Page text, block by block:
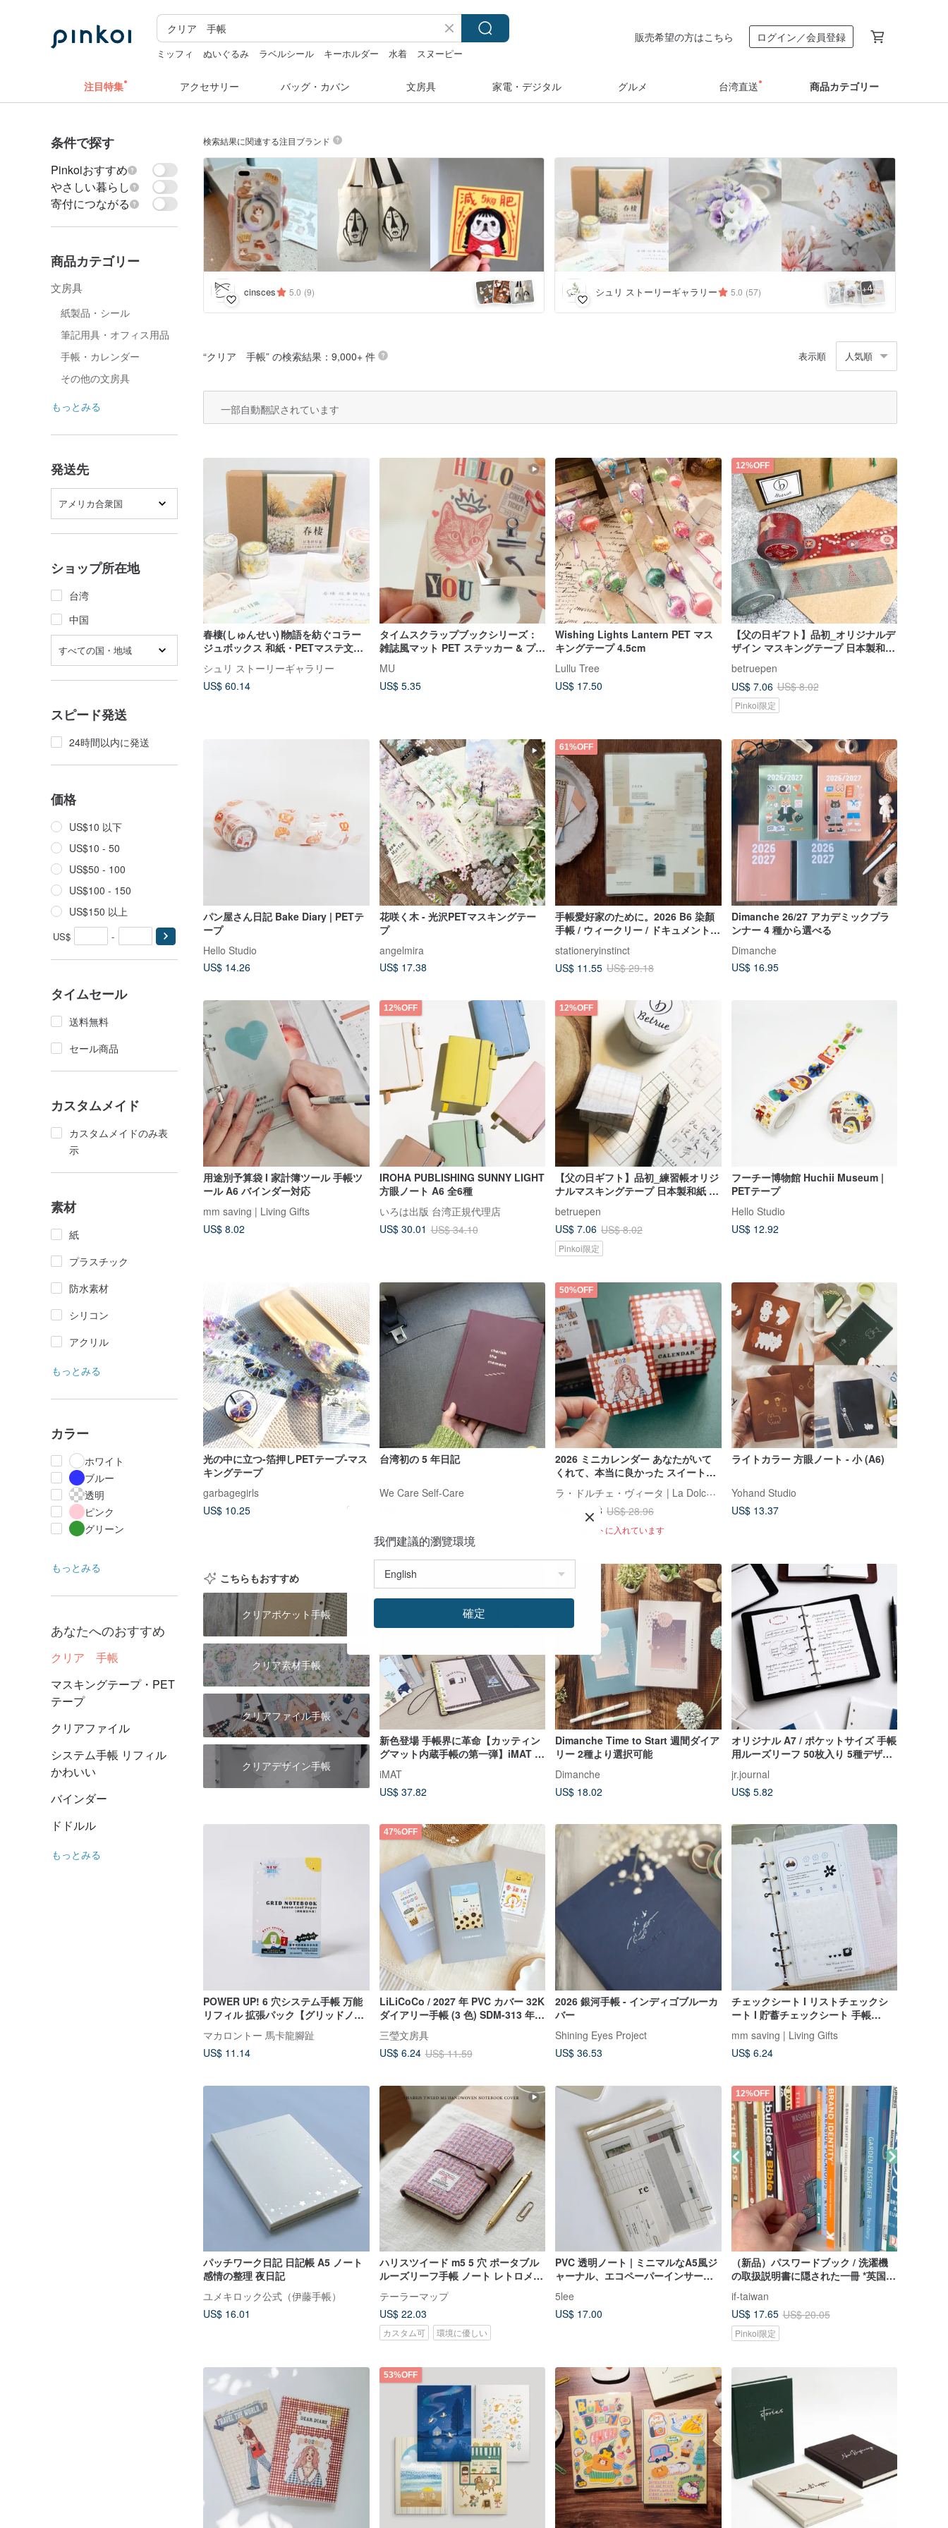
ミッフィ ぬいぐるみ ラベルシール キーホルダー 水着
スヌーピー
販売希望の方はこちら ログイン／会員登録
注目特集 アクセサリー バッグ・カバン 文房具 家電・デジタル グルメ 台湾直送 商品カテゴリー
条件で探す
Pinkoiおすすめ
やさしい暮らし
寄付につながる
商品カテゴリー
文房具
紙製品・シール
筆記用具・オフィス用品
手帳・カレンダー
その他の文房具
もっとみる
発送先
アメリカ合衆国
ショップ所在地
台湾
中国
すべての国・地域
スピード発送
24時間以内に発送
価格
US$10 以下
US$10 - 50
US$50 - 100
US$100 - 150
US$150 以上
US$ -
タイムセール
送料無料
セール商品
カスタムメイド
カスタムメイドのみ表
示
素材
紙
プラスチック
防水素材
シリコン
アクリル
もっとみる
カラー
ホワイト
ブルー
透明
ピンク
グリーン
もっとみる
あなたへのおすすめ
クリア 手帳
マスキングテープ・PET
テープ
クリアファイル
システム手帳 リフィル
かわいい
バインダー
ドドルル
もっとみる
検索結果に関連する注目ブランド
cinsces 5.0 (9) シュリ ストーリーギャラリー 5.0 (57) +4
“クリア 手帳” の検索結果：9,000+ 件 表示順 人気順
一部自動翻訳されています
春棲(しゅんせい)∣物語を紡ぐコラー
ジュボックス 和紙・PETマステ文具
ギフトセット 手作り 手帳デコ日記
シュリ ストーリーギャラリー
US$ 60.14
タイムスクラップブックシリーズ：
雑誌風マット PET ステッカー & プレ
カット PET ロールステッカー No.8
MU
US$ 5.35
Wishing Lights Lantern PET マス
キングテープ 4.5cm
Lullu Tree
US$ 17.50
12%OFF
【父の日ギフト】品初_オリジナルデ
ザイン マスキングテープ 日本製和紙
幅 3cm スピードカスタム
betruepen
US$ 7.06 US$ 8.02
Pinkoi限定
パン屋さん日記 Bake Diary | PETテ
ープ
Hello Studio
US$ 14.26
花咲く木 - 光沢PETマスキングテー
プ
angelmira
US$ 17.38
61%OFF
手帳愛好家のために。2026 B6 染顏
手帳 / ウィークリー / ドキュメントポ
stationeryinstinct
US$ 11.55 US$ 29.18
Dimanche 26/27 アカデミックプラ
ンナー 4 種から選べる
Dimanche
US$ 16.95
用途別予算袋 I 家計簿ツール 手帳ツ
ール A6 バインダー対応
mm saving | Living Gifts
US$ 8.02
12%OFF
IROHA PUBLISHING SUNNY LIGHT
方眼ノート A6 全6種
いろは出版 台湾正規代理店
US$ 30.01 US$ 34.10
12%OFF
【父の日ギフト】品初_練習帳オリジ
ナルマスキングテープ 日本製和紙 シ
マイズ
betruepen
US$ 7.06 US$ 8.02
Pinkoi限定
フーチー博物館 Huchii Museum |
PETテープ
Hello Studio
US$ 12.92
光の中に立つ-箔押しPETテープ-マス
キングテープ
garbagegirls
US$ 10.25
台湾初の 5 年日記
We Care Self-Care
50%OFF
2026 ミニカレンダー あなたがいて
くれて、本当に良かった スイートラ
イフカレンダー
ラ・ドルチェ・ヴィータ | La Dolce Vita
US$ 14.48 US$ 28.96
8 人がカートに入れています
ライトカラー 方眼ノート - 小 (A6)
Yohand Studio
US$ 13.37
こちらもおすすめ
クリアポケット手帳
クリア素材手帳
クリアファイル手帳
クリアデザイン手帳
新色登場 手帳界に革命【カッティン
グマット内蔵手帳の第一弾】iMAT 創
作旅伴手帳本セット
iMAT
US$ 37.82
Dimanche Time to Start 週間ダイア
リー 2種より選択可能
Dimanche
US$ 18.02
オリジナル A7 / ポケットサイズ 手帳
用ルーズリーフ 50枚入り 5種デザイ
jr.journal
US$ 5.82
POWER UP! 6 穴システム手帳 万能
リフィル 拡張パック【グリッドノー
マカロントー 馬卡龍腳趾
US$ 11.14
47%OFF
LiLiCoCo / 2027 年 PVC カバー 32K
ダイアリー手帳 (3 色) SDM-313 年越
し手帳 スケジュール帳
三瑩文房具
US$ 6.24 US$ 11.59
2026 銀河手帳 - インディゴブルーカ
バー
Shining Eyes Project
US$ 36.53
チェックシート I リストチェックシ
ート I 貯蓄チェックシート 手帳
mm saving | Living Gifts
US$ 6.24
パッチワーク日記 日記帳 A5 ノート
感情の整理 夜日記
ユメキロック公式（伊藤手帳）
US$ 16.01
ハリスツイード m5 5 穴 ポータブル
ルーズリーフ手帳 ノート レトロメモ
帳 ミニマル手帳 便箋
テーラーマップ
US$ 22.03
カスタム可 環境に優しい
PVC 透明ノート | ミニマルなA5風ジ
ャーナル、エコペーパーインサート
付き
5lee
US$ 17.00
12%OFF
（新品）パスワードブック / 洗濯機
の取扱説明書に隠された一冊 *英国輸
入 台湾発送*
if-taiwan
US$ 17.65 US$ 20.05
Pinkoi限定
53%OFF
我們建議的瀏覽環境
確定